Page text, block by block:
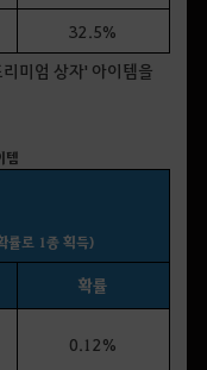
32.5%
미엄 상자' 아이템을
템
률로 1종 획득)
확률
0.12%